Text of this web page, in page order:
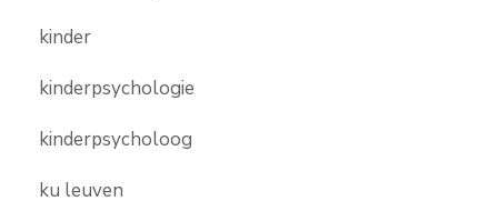
kinder
kinderpsychologie
kinderpsycholoog
ku leuven